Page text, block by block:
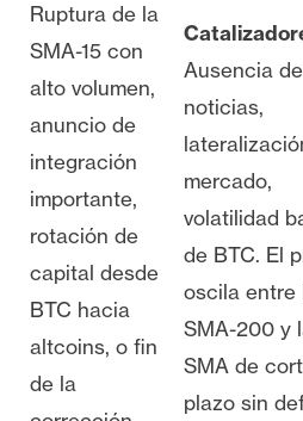
Ruptura de la
SMA-15 con
alto volumen,
anuncio de
integración
importante,
rotación de
capital desde
BTC hacia
altcoins, o fin
de la
Ausencia de
noticias,
mercado,
volatilidad
de BTC. El
oscila entre
SMA-200 y
SMA de
plazo sin